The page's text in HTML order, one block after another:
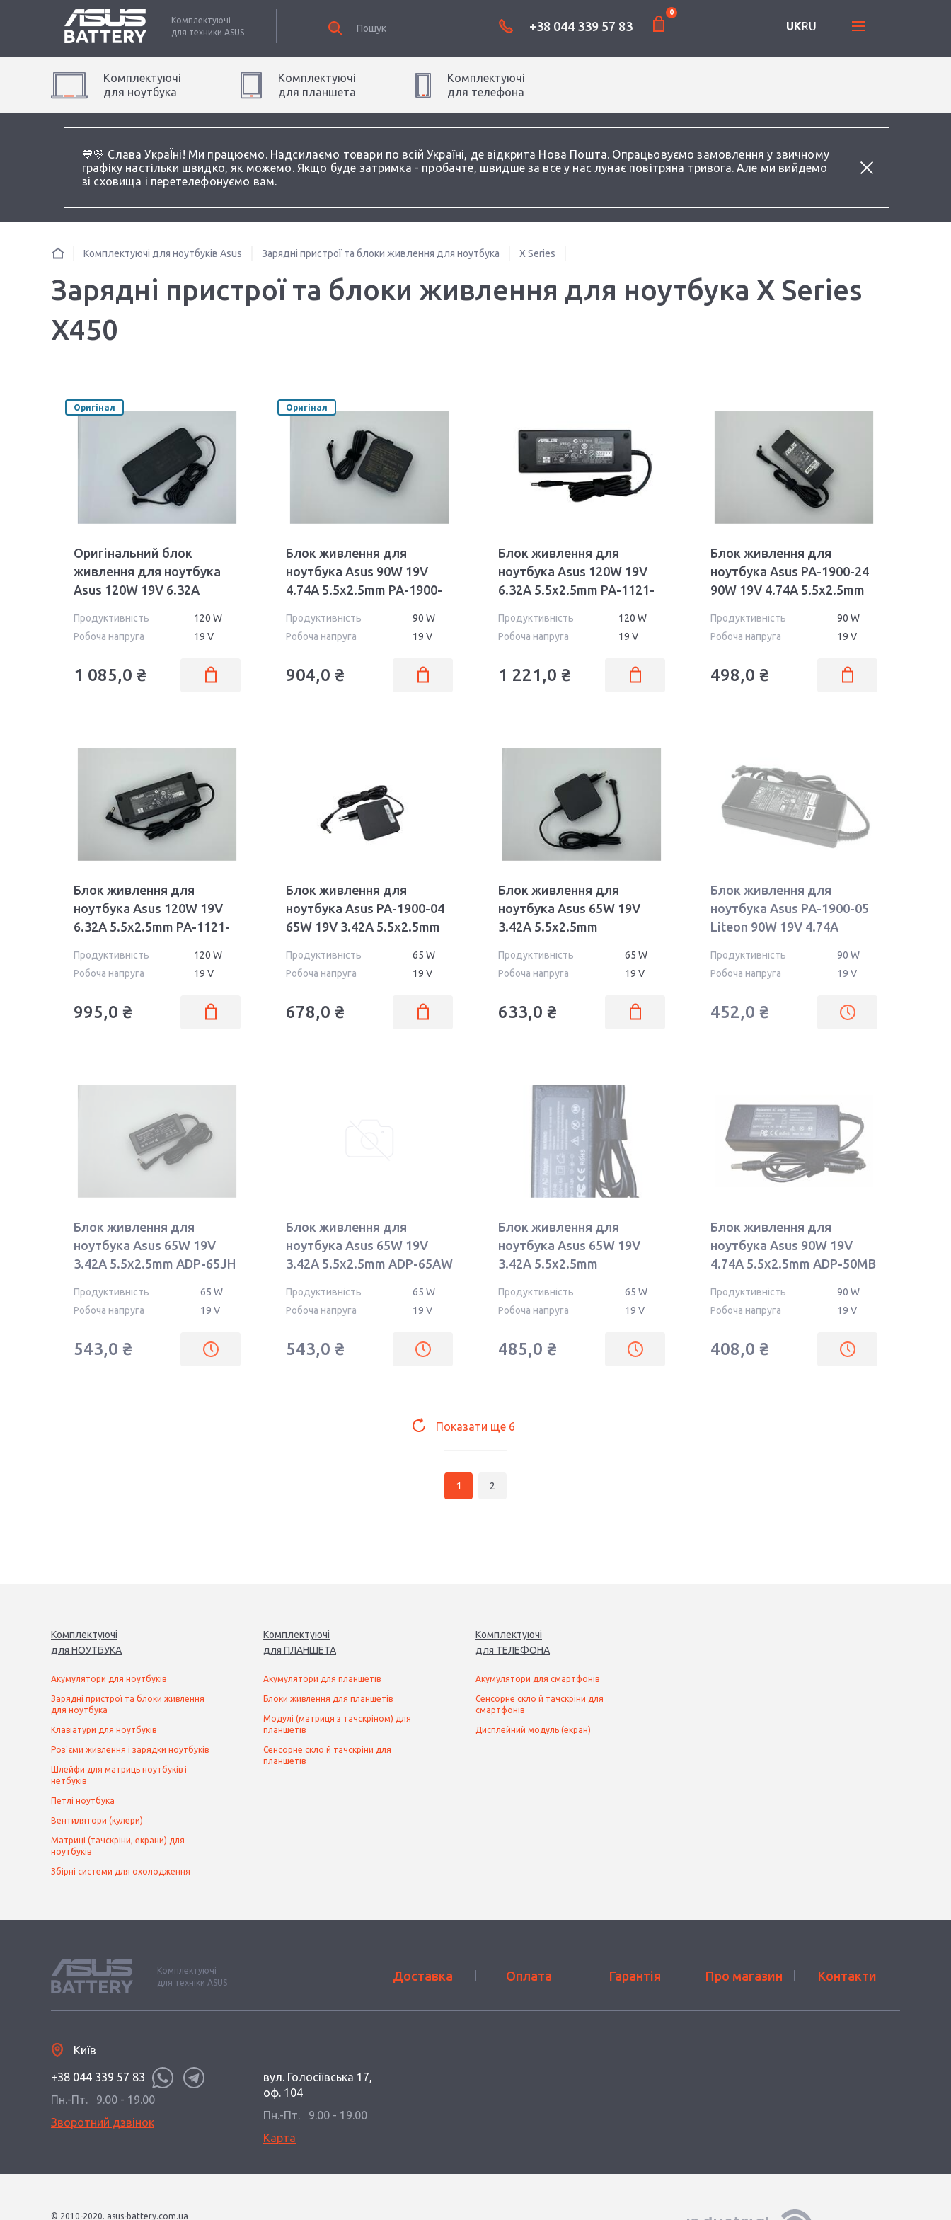
💙💛 Слава УкраЇні! Ми працюємо. Надсилаємо товари по всій Україні, де відкрита Нова Пошта. Опрацьовуємо замовлення у звичному
графіку настільки швидко, як можемо. Якщо буде затримка - пробачте, швидше за все у нас лунає повітряна тривога. Але ми вийдемо
зі сховища і перетелефонуємо вам.
Комплектуючі
для техники ASUS +38 044 339 57 83
0
UKRU
Комплектуючі
для ноутбука
Комплектуючі
для планшета
Комплектуючі
для телефона
Комплектуючі для ноутбуків Asus Зарядні пристрої та блоки живлення для ноутбука X Series
Зарядні пристрої та блоки живлення для ноутбука X Series
X450
Оригінал
Оригінальний блок
живлення для ноутбука
Asus 120W 19V 6.32A
Продуктивність
120 W
Робоча напруга
19 V
1 085,0 ₴
Оригінал
Блок живлення для
ноутбука Asus 90W 19V
4.74A 5.5x2.5mm PA-1900-
Продуктивність
90 W
Робоча напруга
19 V
904,0 ₴
Блок живлення для
ноутбука Asus 120W 19V
6.32A 5.5x2.5mm PA-1121-
Продуктивність
120 W
Робоча напруга
19 V
1 221,0 ₴
Блок живлення для
ноутбука Asus PA-1900-24
90W 19V 4.74A 5.5x2.5mm
Продуктивність
90 W
Робоча напруга
19 V
498,0 ₴
Блок живлення для
ноутбука Asus 120W 19V
6.32A 5.5x2.5mm PA-1121-
Продуктивність
120 W
Робоча напруга
19 V
995,0 ₴
Блок живлення для
ноутбука Asus PA-1900-04
65W 19V 3.42A 5.5x2.5mm
Продуктивність
65 W
Робоча напруга
19 V
678,0 ₴
Блок живлення для
ноутбука Asus 65W 19V
3.42A 5.5x2.5mm
Продуктивність
65 W
Робоча напруга
19 V
633,0 ₴
Блок живлення для
ноутбука Asus PA-1900-05
Liteon 90W 19V 4.74A
Liteon
Продуктивність
90 W
Робоча напруга
19 V
452,0 ₴
Блок живлення для
ноутбука Asus 65W 19V
3.42A 5.5x2.5mm ADP-65JH
Продуктивність
65 W
Робоча напруга
19 V
543,0 ₴
Блок живлення для
ноутбука Asus 65W 19V
3.42A 5.5x2.5mm ADP-65AW
Продуктивність
65 W
Робоча напруга
19 V
543,0 ₴
Блок живлення для
ноутбука Asus 65W 19V
3.42A 5.5x2.5mm
REPLACEMENT
Продуктивність
65 W
Робоча напруга
19 V
485,0 ₴
Блок живлення для
ноутбука Asus 90W 19V
4.74A 5.5x2.5mm ADP-50MB
Продуктивність
90 W
Робоча напруга
19 V
408,0 ₴
Показати ще 6
1 2
Комплектуючі
для НОУТБУКА
Акумулятори для ноутбуків
Зарядні пристрої та блоки живлення
для ноутбука
Клавіатури для ноутбуків
Роз'єми живлення і зарядки ноутбуків
Шлейфи для матриць ноутбуків і
нетбуків
Петлі ноутбука
Вентилятори (кулери)
Матриці (тачскріни, екрани) для
ноутбуків
Збірні системи для охолодження
Комплектуючі
для ПЛАНШЕТА
Акумулятори для планшетів
Блоки живлення для планшетів
Модулі (матриця з тачскріном) для
планшетів
Сенсорне скло й тачскріни для
планшетів
Комплектуючі
для ТЕЛЕФОНА
Акумулятори для смартфонів
Сенсорне скло й тачскріни для
смартфонів
Дисплейний модуль (екран)
Комплектуючі
для техніки ASUS
Доставка Оплата Гарантія Про магазин Контакти
Київ
+38 044 339 57 83
Пн.-Пт.
9.00 - 19.00
Зворотний дзвінок
вул. Голосіївська 17,
оф. 104
Пн.-Пт.
9.00 - 19.00
Карта
© 2010-2020. asus-battery.com.ua